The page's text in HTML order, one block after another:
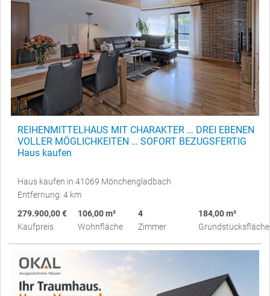
REIHENMITTELHAUS MIT CHARAKTER … DREI EBENEN
VOLLER MÖGLICHKEITEN … SOFORT BEZUGSFERTIG
Haus kaufen
Haus kaufen in 41069 Mönchengladbach
Entfernung: 4 km
279.900,00 €
Kaufpreis
106,00 m²
Wohnfläche
4
Zimmer
184,00 m²
Grundstücksfläche